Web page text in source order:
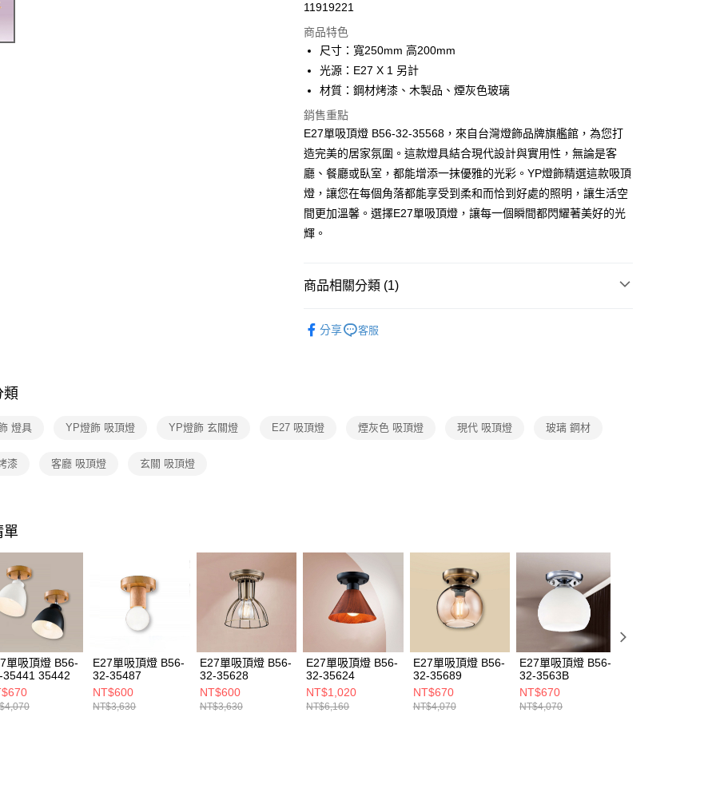
Apple Pay
街口支付
Google Pay
AFTEE先享後付
相關說明
【關於「AFTEE先享後付」】
AFTEE先享後付是「在收到商品之後才付款」的支付方式。 讓您購物簡單
２．便利：只要手機號碼，簡訊認證，即可結帳。
【「AFTEE先享後付」結帳流程】
絡購買商品的店家。未經商家同意取消之訂單仍視為有效，需透過AFTEE
求債權轉讓予恩沛科技股份有限公司。
２．關於個人資料處理事宜，請瀏覽以下網址：
https://aftee.tw/terms/#terms3
３．未成年的使用者請事先徵得法定代理人或監護人之同意方可使用
「AFTEE先享後付」，若未經同意申辦者引起之損失，本公司不負相關責
４．使用「AFTEE先享後付」時，將依據個別帳號之用戶狀況，依本公司
即時審查核予不同之上限額度；若仍有額度不足之情形，本公司將視審查
結果請求用戶進行身份認證。
５．嚴禁一人註冊多個帳號或使用他人資訊註冊。若發現惡意使用之情
形，恩沛科技股份有限公司將有權停止該用戶之使用額度並採取法律行
ATM付款
運送方式
新竹貨運宅配
11919221
商品特色
尺寸：寬250mm 高200mm
光源：E27 X 1 另計
材質：鋼材烤漆、木製品、煙灰色玻璃
銷售重點
E27單吸頂燈 B56-32-35568，來自台灣燈飾品牌旗艦館，為您打
造完美的居家氛圍。這款燈具結合現代設計與實用性，無論是客
廳、餐廳或臥室，都能增添一抹優雅的光彩。YP燈飾精選這款吸頂
燈，讓您在每個角落都能享受到柔和而恰到好處的照明，讓生活空
間更加溫馨。選擇E27單吸頂燈，讓每一個瞬間都閃耀著美好的光
輝。
商品相關分類 (1)
分享
客服
類
燈具 YP燈飾 吸頂燈 YP燈飾 玄關燈 E27 吸頂燈 煙灰色 吸頂燈 現代 吸頂燈 玻璃 鋼材
漆 客廳 吸頂燈 玄關 吸頂燈
單
單吸頂燈 B56-
35441 35442
E27單吸頂燈 B56-
32-35487
NT$600
NT$3,630
E27單吸頂燈 B56-
32-35628
NT$600
NT$3,630
E27單吸頂燈 B56-
32-35624
NT$1,020
NT$6,160
E27單吸頂燈 B56-
32-35689
NT$670
NT$4,070
E27單吸頂燈 B56-
32-3563B
NT$670
NT$4,070